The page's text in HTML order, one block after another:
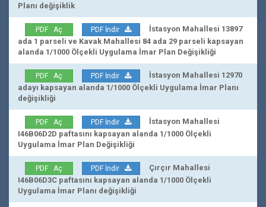
Planı değişiklik
PDF Aç PDF İndir
İstasyon Mahallesi 13897
ada 1 parseli ve Kavak Mahallesi 84 ada 29 parseli kapsayan
alanda 1/1000 Ölçekli Uygulama İmar Plan Değişikliği
PDF Aç PDF İndir
İstasyon Mahallesi 12970
adayı kapsayan alanda 1/1000 Ölçekli Uygulama İmar Planı
değişikliği
PDF Aç PDF İndir
İstasyon Mahallesi
I46B06D2D paftasını kapsayan alanda 1/1000 Ölçekli
Uygulama İmar Plan Değişikliği
PDF Aç PDF İndir
Çırçır Mahallesi
I46B06D3C paftasını kapsayan alanda 1/1000 Ölçekli
Uygulama İmar Planı değişikliği